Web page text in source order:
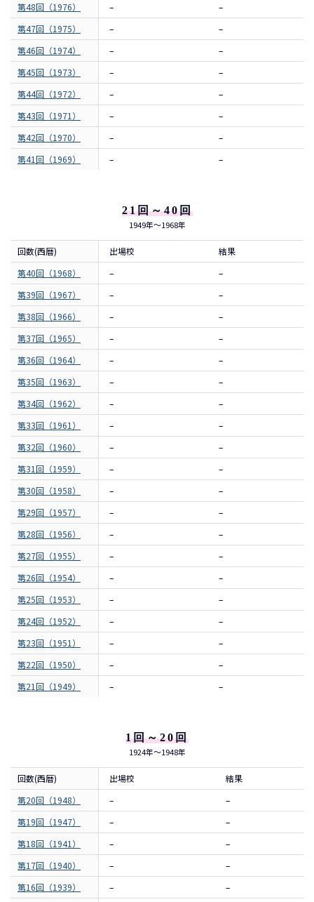
第48回（1976） –
–
第47回（1975）
–
–
第46回（1974）
–
–
第45回（1973）
–
–
第44回（1972）
–
–
第43回（1971）
–
–
第42回（1970）
–
–
第41回（1969）
– –
21回～40回
1949年～1968年
回数(西暦) 出場校
結果
第40回（1968）
–
–
第39回（1967）
–
–
第38回（1966）
–
–
第37回（1965）
–
–
第36回（1964）
–
–
第35回（1963）
–
–
第34回（1962）
–
–
第33回（1961）
–
–
第32回（1960）
–
–
第31回（1959）
–
–
第30回（1958）
–
–
第29回（1957）
–
–
第28回（1956）
–
–
第27回（1955）
–
–
第26回（1954）
–
–
第25回（1953）
–
–
第24回（1952）
–
–
第23回（1951）
–
–
第22回（1950）
–
–
第21回（1949）
– –
1回～20回
1924年～1948年
回数(西暦) 出場校
結果
第20回（1948）
–
–
第19回（1947）
–
–
第18回（1941）
–
–
第17回（1940）
–
–
第16回（1939）
–
–